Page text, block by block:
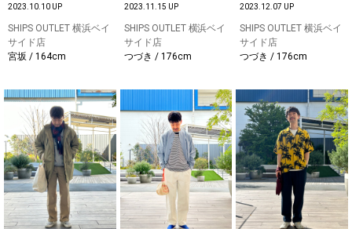
2023.10.10 UP
SHIPS OUTLET 横浜ベイ
サイド店
宮坂 / 164cm
2023.11.15 UP
SHIPS OUTLET 横浜ベイ
サイド店
つづき / 176cm
2023.12.07 UP
SHIPS OUTLET 横浜ベイ
サイド店
つづき / 176cm